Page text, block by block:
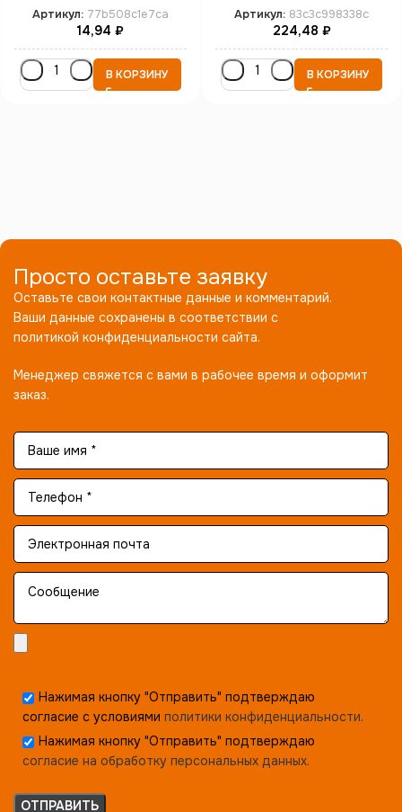
кл.пр. 10.9 бп
Артикул: 77b508c1e7ca
14,94 ₽
В КОРЗИНУ
кл.пр. 10.9 бп
Артикул: 83c3c998338c
224,48 ₽
В КОРЗИНУ
Просто оставьте заявку
Оставьте свои контактные данные и комментарий.
Ваши данные сохранены в соответствии с
политикой конфиденциальности сайта.
Менеджер свяжется с вами в рабочее время и оформит
заказ.
Нажимая кнопку "Отправить" подтверждаю
согласие с условиями политики конфиденциальности.
Нажимая кнопку "Отправить" подтверждаю
согласие на обработку персональных данных.